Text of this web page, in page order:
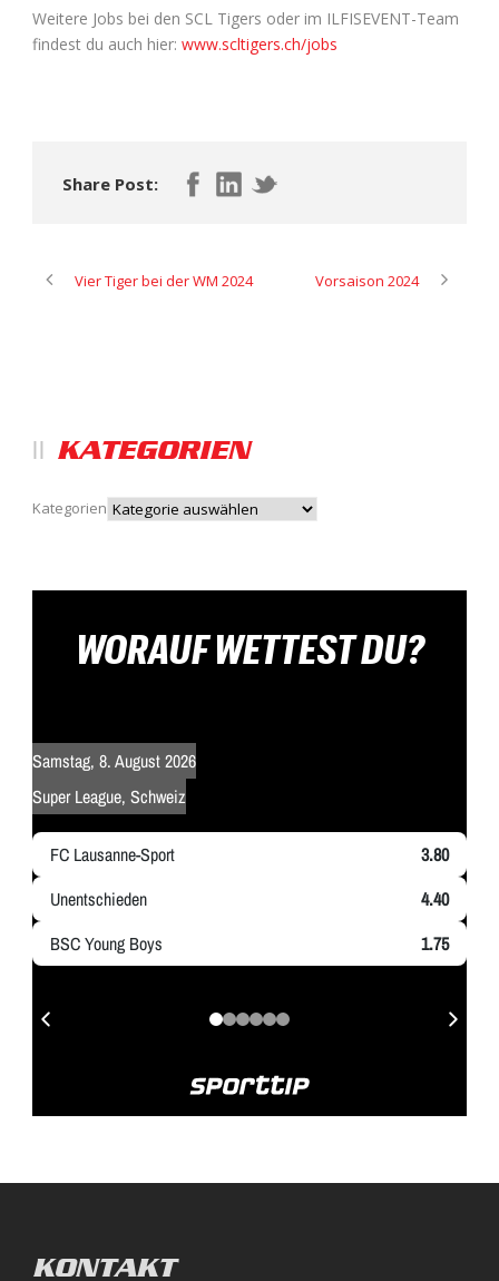
Weitere Jobs bei den SCL Tigers oder im ILFISEVENT-Team
findest du auch hier: www.scltigers.ch/jobs
Share Post:
Vier Tiger bei der WM 2024 Vorsaison 2024
KATEGORIEN
Kategorien
KONTAKT